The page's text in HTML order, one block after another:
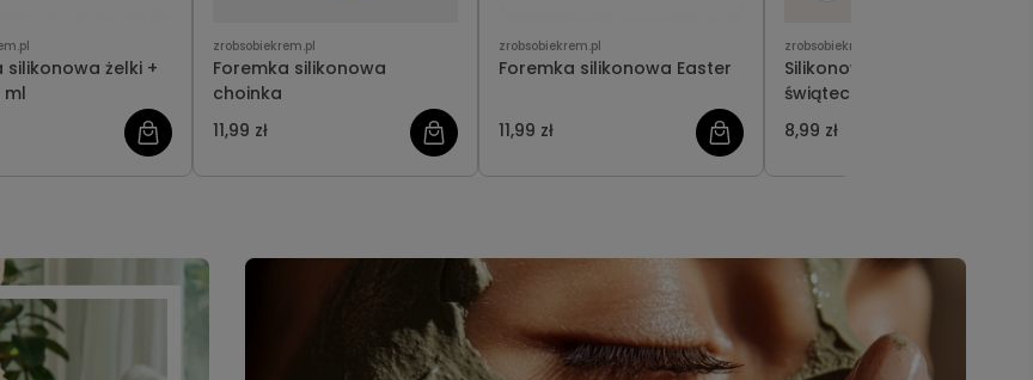
silikonowa żelki +
ml
zrobsobiekrem.pl
Foremka silikonowa
choinka
11,99 zł
zrobsobiekrem.pl
Foremka silikonowa Easter
11,99 zł
zrobsobiekrem.pl
Silikonowa foremka
świąteczna
8,99 zł